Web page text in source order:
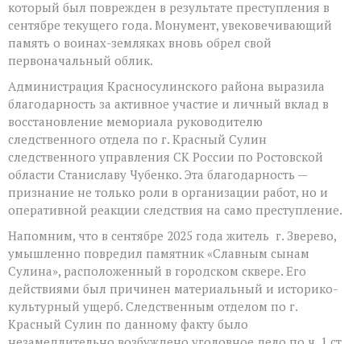
который был поврежден в результате преступления в
сентябре текущего года. Монумент, увековечивающий
память о воинах-земляках вновь обрел свой
первоначальный облик.
Администрация Красносулинского района выразила
благодарность за активное участие и личный вклад в
восстановление мемориала руководителю
следственного отдела по г. Красный Сулин
следственного управления СК России по Ростовской
области Станиславу Чубенко. Эта благодарность —
признание не только роли в организации работ, но и
оперативной реакции следствия на само преступление.
Напомним, что в сентябре 2025 года житель г. Зверево,
умышленно повредил памятник «Славным сынам
Сулина», расположенный в городском сквере. Его
действиями был причинен материальный и историко-
культурный ущерб. Следственным отделом по г.
Красный Сулин по данному факту было